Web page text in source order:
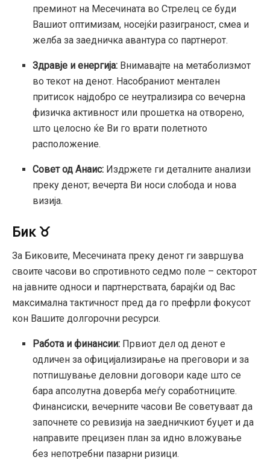
преминот на Месечината во Стрелец се буди
Вашиот оптимизам, носејќи разиграност, смеа и
желба за заедничка авантура со партнерот.
Здравје и енергија: Внимавајте на метаболизмот
во текот на денот. Насобраниот ментален
притисок најдобро се неутрализира со вечерна
физичка активност или прошетка на отворено,
што целосно ќе Ви го врати полетното
расположение.
Совет од Анаис: Издржете ги деталните анализи
преку денот; вечерта Ви носи слобода и нова
визија.
Бик ♉
За Биковите, Месечината преку денот ги завршува
своите часови во спротивното седмо поле – секторот
на јавните односи и партнерствата, барајќи од Вас
максимална тактичност пред да го префрли фокусот
кон Вашите долгорочни ресурси.
Работа и финансии: Првиот дел од денот е
одличен за официјализирање на преговори и за
потпишување деловни договори каде што се
бара апсолутна доверба меѓу соработниците.
Финансиски, вечерните часови Ве советуваат да
започнете со ревизија на заедничкиот буџет и да
направите прецизен план за идно вложување
без непотребни пазарни ризици.